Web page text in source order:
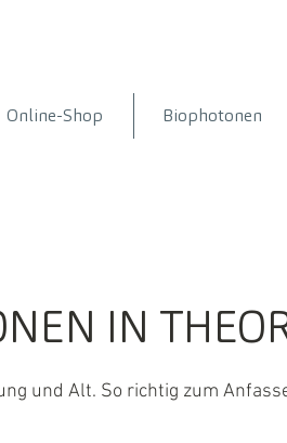
Online-Shop Biophotonen
IN
und Alt. So richtig zum